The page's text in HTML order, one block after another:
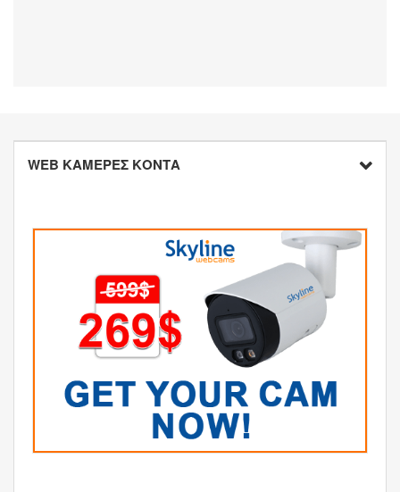
WEB ΚΑΜΕΡΕΣ ΚΟΝΤΑ